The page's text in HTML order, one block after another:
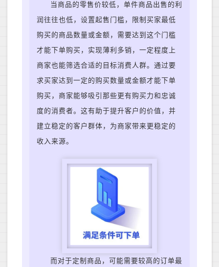
当商品的零售价较低，单件商品出售的利
润往往也低，设置起售门槛，限制买家最低
购买的商品数量或金额，需要达到这个门槛
才能下单购买，实现薄利多销，一定程度上
商家也能筛选合适的目标消费人群。 通过要
求买家达到一定的购买数量或金额才能下单
购买，商家能够吸引那些更有购买力和忠诚
度的消费者。这有助于提升客户的价值，并
建立稳定的客户群体，为商家带来更稳定的
收入来源。
而 对于定制商品，可能需要较高的订单最